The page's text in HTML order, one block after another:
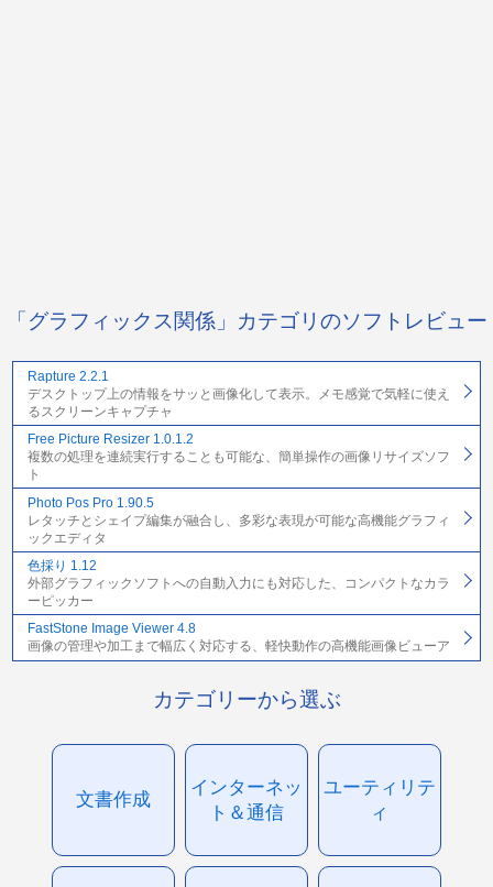
「グラフィックス関係」カテゴリのソフトレビュー
Rapture 2.2.1
デスクトップ上の情報をサッと画像化して表示。メモ感覚で気軽に使え
るスクリーンキャプチャ
Free Picture Resizer 1.0.1.2
複数の処理を連続実行することも可能な、簡単操作の画像リサイズソフ
ト
Photo Pos Pro 1.90.5
レタッチとシェイプ編集が融合し、多彩な表現が可能な高機能グラフィ
ックエディタ
色採り 1.12
外部グラフィックソフトへの自動入力にも対応した、コンパクトなカラ
ーピッカー
FastStone Image Viewer 4.8
画像の管理や加工まで幅広く対応する、軽快動作の高機能画像ビューア
カテゴリーから選ぶ
文書作成
インターネッ
ト＆通信
ユーティリテ
ィ